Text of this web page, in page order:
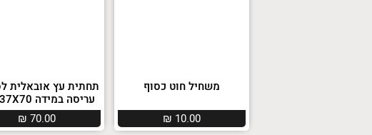
משחיל חוט כסוף
₪ 10.00
תחתית עץ אובאלית
עריסה במידה 37X70 ס”מ
₪ 70.00